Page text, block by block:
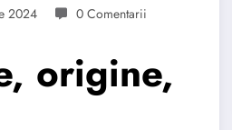
2024 0 Comentarii
origine,